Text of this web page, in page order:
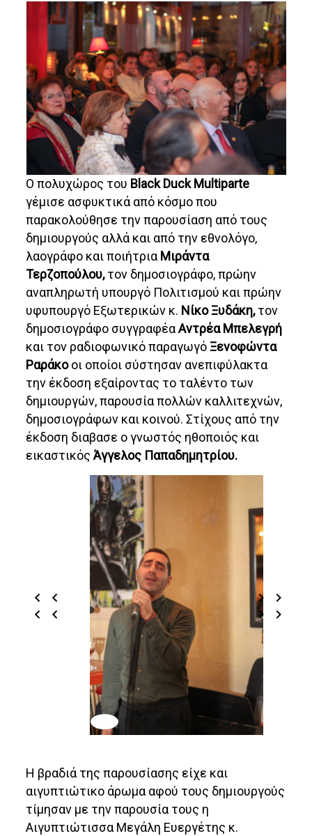
Ο πολυχώρος του Black Duck Multiparte
γέμισε ασφυκτικά από κόσμο που
παρακολούθησε την παρουσίαση από τους
δημιουργούς αλλά και από την εθνολόγο,
λαογράφο και ποιήτρια Μιράντα
Τερζοπούλου,τον δημοσιογράφο, πρώην
αναπληρωτή υπουργό Πολιτισμού και πρώην
υφυπουργό Εξωτερικών κ. Νίκο Ξυδάκη,τον
δημοσιογράφο συγγραφέαΑντρέα Μπελεγρή
και τον ραδιοφωνικό παραγωγό Ξενοφώντα
Ραράκοοι οποίοι σύστησαν ανεπιφύλακτα
την έκδοση εξαίροντας το ταλέντο των
δημιουργών, παρουσία πολλών καλλιτεχνών,
δημοσιογράφων και κοινού. Στίχους από την
έκδοση διαβασε ο γνωστός ηθοποιός και
εικαστικόςΆγγελος Παπαδημητρίου.
Η βραδιά της παρουσίασης είχε και
αιγυπτιώτικο άρωμα αφού τους δημιουργούς
τίμησαν με την παρουσία τους η
Αιγυπτιώτισσα Μεγάλη Ευεργέτης κ.